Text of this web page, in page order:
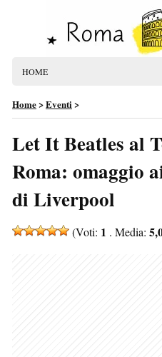
HOME
Home>Eventi>
Let It Beatles al
Roma: omaggio
di Liverpool
(Voti: 1 . Media: